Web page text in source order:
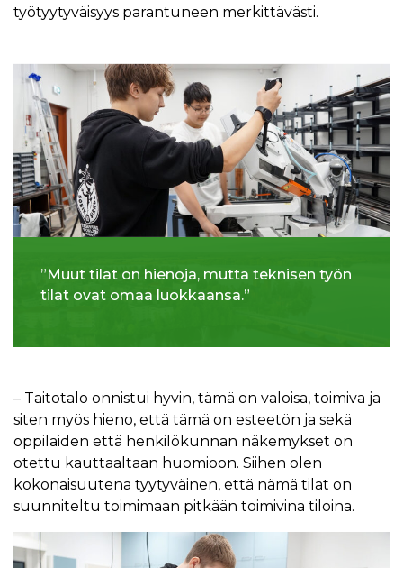
työtyytyväisyys parantuneen merkittävästi.
”Muut tilat on hienoja, mutta teknisen työn
tilat ovat omaa luokkaansa.”
– Taitotalo onnistui hyvin, tämä on valoisa, toimiva ja
siten myös hieno, että tämä on esteetön ja sekä
oppilaiden että henkilökunnan näkemykset on
otettu kauttaaltaan huomioon. Siihen olen
kokonaisuutena tyytyväinen, että nämä tilat on
suunniteltu toimimaan pitkään toimivina tiloina.